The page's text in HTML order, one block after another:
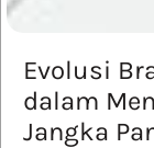
Evolusi
dalam
Jangka